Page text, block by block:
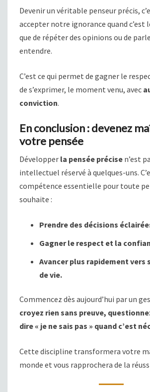
Devenir un véritable penseur précis,
accepter notre ignorance quand c’est
que de répéter des opinions ou de
entendre.
C’est ce qui permet de gagner le
de s’exprimer, le moment venu, avec
conviction.
En conclusion : devenez
votre pensée
Développer la pensée précise n’est
intellectuel réservé à quelques-uns.
compétence essentielle pour toute
souhaite :
Prendre des décisions
Gagner le respect et la
Avancer plus rapidement vers
de vie.
Commencez dès aujourd’hui par un
croyez rien sans preuve,
dire « je ne sais pas » quand c’est
Cette discipline transformera votre
monde et vous rapprochera de la